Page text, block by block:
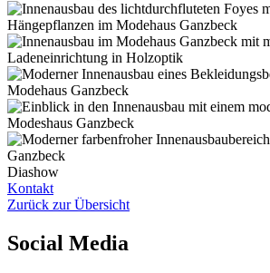
Diashow
Kontakt
Zurück zur Übersicht
Social Media